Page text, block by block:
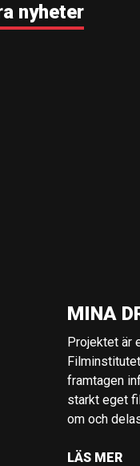
nyheter
MINA
Projektet är
framtagen
starkt eget
om och
LÄS MER